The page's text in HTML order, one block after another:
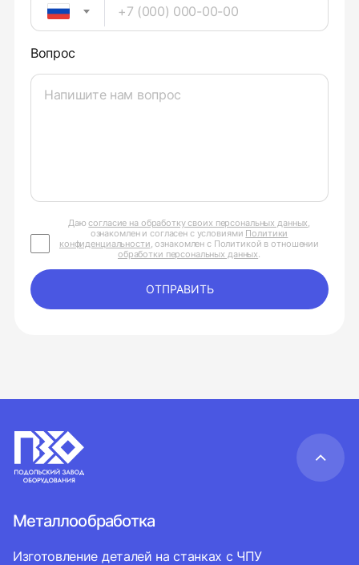
Вопрос
Даюсогласие на обработку своих персональных данных,
ознакомлен и согласен с условиями Политики
конфиденциальности, ознакомлен с Политикой в отношении
обработки персональных данных.
ОТПРАВИТЬ
Металлообработка
Изготовление деталей на станках с ЧПУ